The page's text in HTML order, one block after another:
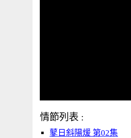
情節列表 :
鼕日斜陽煖 第02集